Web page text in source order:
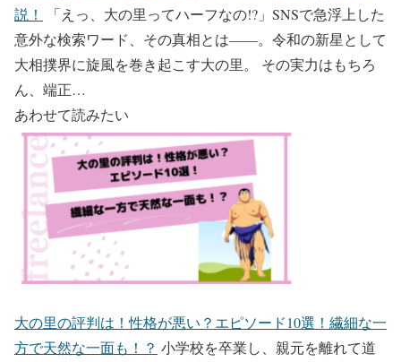
説！
「えっ、大の里ってハーフなの!?」SNSで急浮上した
意外な検索ワード、その真相とは――。令和の新星として
大相撲界に旋風を巻き起こす大の里。 その実力はもちろ
ん、端正…
あわせて読みたい
大の里の評判は！性格が悪い？エピソード10選！繊細な一
方で天然な一面も！？ 小学校を卒業し、親元を離れて道